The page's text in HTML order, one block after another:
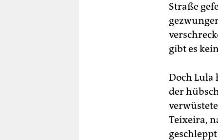
Straße
gibt es
Doch Lula
der
Teixeira,